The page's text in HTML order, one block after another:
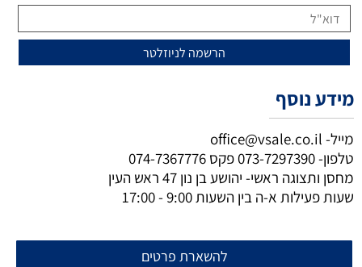
מידע נוסף
מייל- office@vsale.co.il
טלפון-073-7297390פקס 074-7367776
מחסן ותצוגה ראשי- יהושע בן נון 47 ראש העין
שעות פעילות א-ה בין השעות 9:00 - 17:00
להשארת פרטים